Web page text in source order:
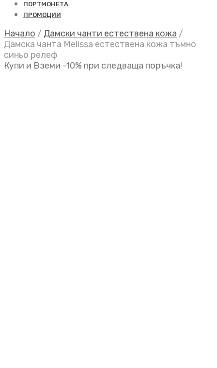
ПОРТМОНЕТА
ПРОМОЦИИ
Начало / Дамски чанти естествена кожа /
Дамска чанта Melissa естествена кожа тъмно
синьо релеф
Купи и Вземи -10% при следваща поръчка!